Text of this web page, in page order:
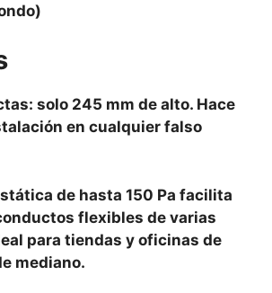
solo 245 mm de alto. Hace
en cualquier falso
de hasta 150 Pa facilita
flexibles de varias
para tiendas y oficinas de
mediano.